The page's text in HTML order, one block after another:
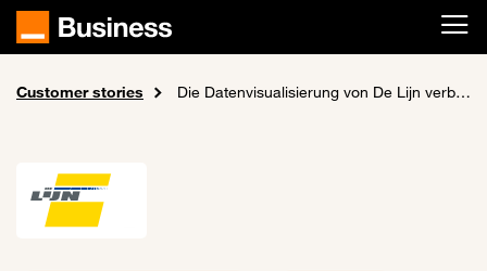
Skip to main content
Home
Customer stories Die Datenvisualisierung von De Lijn verbessert den Service im öffentlichen Verkehr